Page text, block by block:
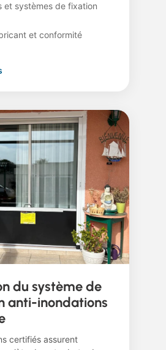
et systèmes de fixation
et conformité
du système de
anti-inondations
certifiés assurent